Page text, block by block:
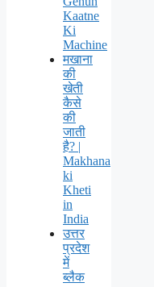
Kaatne
Ki
Machine
मखाना
की
खेती
कैसे
की
जाती
है? |
Makhana
ki
Kheti
in
India
उत्तर
प्रदेश
में
ब्लैक